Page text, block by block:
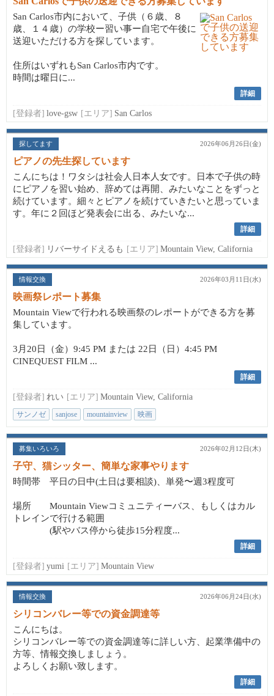
San Carlos市内において、子供（６歳、８
歳、１４歳）の学校ー習い事ー自宅で午後に
送迎いただける方を探しています。
住所はいずれもSan Carlos市内です。
時間は曜日に...
詳細
[登録者] love-gsw [エリア] San Carlos
探してます 2026年06月26日(金)
ピアノの先生探しています
こんにちは！ワタシは社会人日本人女です。日本で子供の時
にピアノを習い始め、辞めては再開、みたいなことをずっと
続けています。細々とピアノを続けていきたいと思っていま
す。年に２回ほど発表会に出る、みたいな...
詳細
[登録者] リバーサイドえるも [エリア] Mountain View, California
情報交換 2026年03月11日(水)
映画祭レポート募集
Mountain Viewで行われる映画祭のレポートができる方を募
集しています。
3月20日（金）9:45 PM または 22日（日）4:45 PM
CINEQUEST FILM ...
詳細
[登録者] れい [エリア] Mountain View, California
サンノゼ sanjose mountainview 映画
募集いろいろ 2026年02月12日(木)
子守、猫シッター、簡単な家事やります
時間帯 平日の日中(土日は要相談)、単発〜週3程度可
場所 Mountain Viewコミュニティーバス、もしくはカル
トレインで行ける範囲
(駅やバス停から徒歩15分程度...
詳細
[登録者] yumi [エリア] Mountain View
情報交換 2026年06月24日(水)
シリコンバレー等での資金調達等
こんにちは。
シリコンバレー等での資金調達等に詳しい方、起業準備中の
方等、情報交換しましょう。
よろしくお願い致します。
詳細